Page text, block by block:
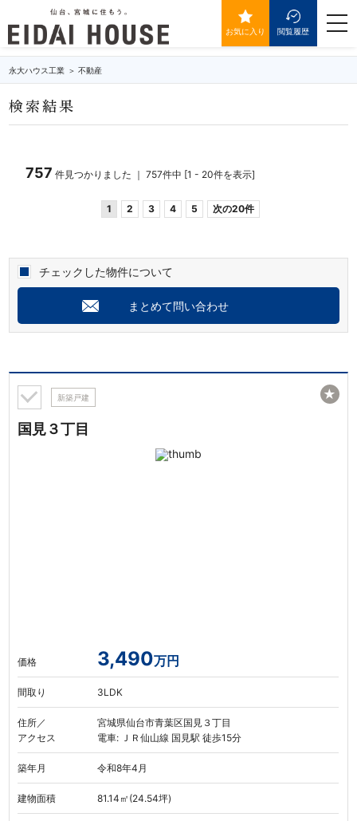
お気に入り 閲覧履歴
永大ハウス工業 不動産
検索結果
757 件見つかりました ｜ 757件中 [1 - 20件を表示]
1 2 3 4 5 次の20件
チェックした物件について
まとめて問い合わせ
新築戸建
国見３丁目
価格 3,490万円
間取り 3LDK
住所／
アクセス
宮城県仙台市青葉区国見３丁目
電車: ＪＲ仙山線 国見駅 徒歩15分
築年月 令和8年4月
建物面積 81.14㎡(24.54坪)
★